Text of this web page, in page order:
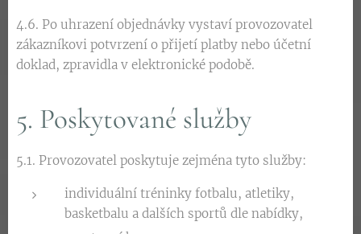
4.6. Po uhrazení objednávky vystaví provozovatel
zákazníkovi potvrzení o přijetí platby nebo účetní
doklad, zpravidla v elektronické podobě.
5. Poskytované služby
5.1. Provozovatel poskytuje zejména tyto služby:
individuální tréninky fotbalu, atletiky,
basketbalu a dalších sportů dle nabídky,